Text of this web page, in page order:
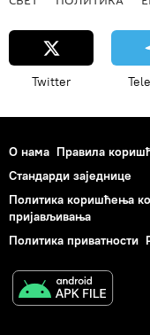
Twitter
О нама Правила
Стандарди заједнице
Политика коришћења
пријављивања
Политика приватности